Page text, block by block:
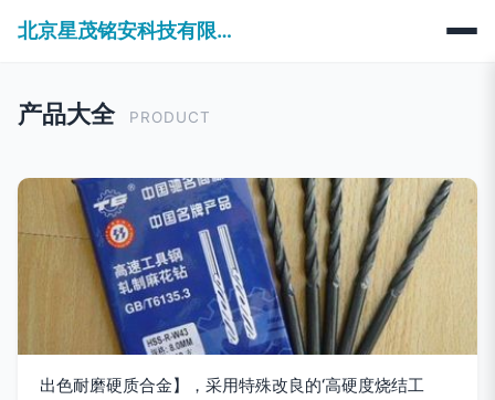
北京星茂铭安科技有限公司
产品大全 PRODUCT
出色耐磨硬质合金】，采用特殊改良的‘高硬度烧结工